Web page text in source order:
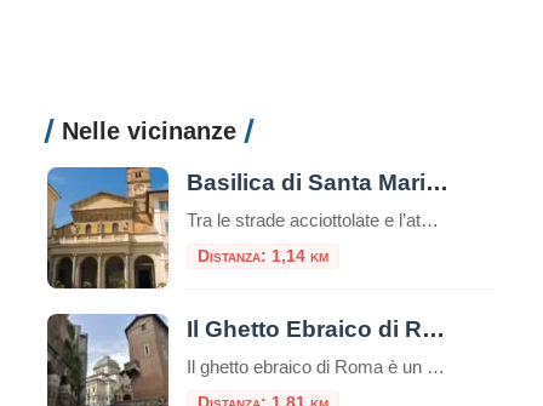
Nelle vicinanze
Basilica di Santa Maria in Trastevere
Tra le strade acciottolate e l’atmosfera bohémienne del quartiere Trastevere, sorge una delle più antiche e affascinanti chiese di Roma: la Basilica di Santa Maria in Trastevere. Un luogo che unisce spiritualità, storia e bellezza artistica in un unico colpo d’occhio. Un’antichità che affascina Secondo la tradizione, la basilica fu fondata nel III secolo d.C. […]
Distanza: 1,14 km
Il Ghetto Ebraico di Roma
Il ghetto ebraico di Roma è un piccolo quartiere delimitato dal Tevere da una parte e da Piazza Venezia dall’altra, è una zona ricca di storia e cultura e offre diverse attrazioni e luoghi da visitare e numerosi ristorantini tipici.Questo ghetto è stato uno dei primi ghetti istituiti in Europa e ha avuto un impatto […]